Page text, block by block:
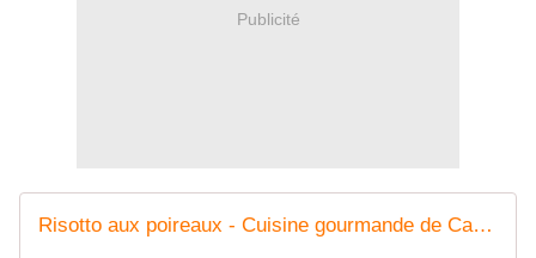
Publicité
Risotto aux poireaux - Cuisine gourmande de Carmencita